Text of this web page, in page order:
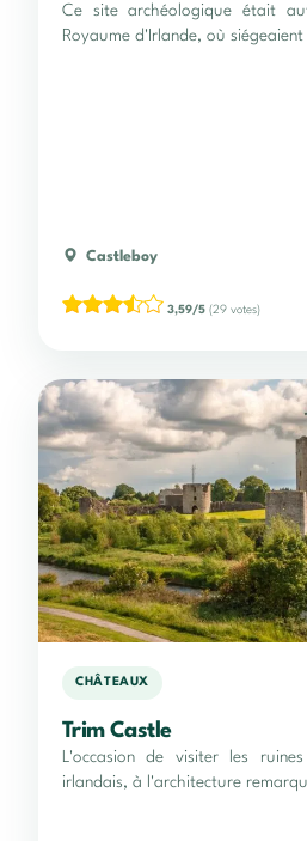
Ce site archéologique était
Royaume d'Irlande, où
Castleboy
3,59/5 (29 votes)
CHÂTEAUX
Trim Castle
L'occasion de visiter les
irlandais, à l'architecture